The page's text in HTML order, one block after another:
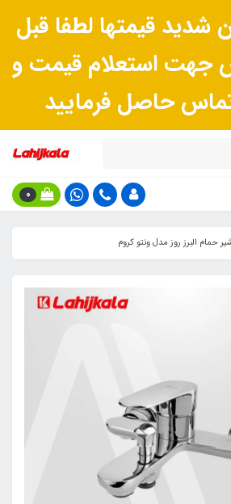
شدید قیمتها لطفا قبل
جهت استعلام قیمت و
حاصل فرمایید
0
حمام البرز روز مدل ونتو کروم